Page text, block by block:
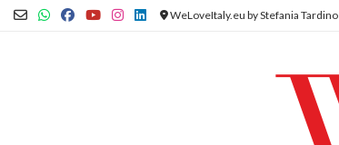
Skip
WeLoveItaly.eu by Stefania Tardino